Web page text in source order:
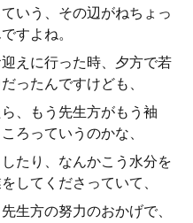
いう、その辺がねちょっ
すよね。
えに行った時、夕方で若
ったんですけども、
、もう先生方がもう袖
ろっていうのかな、
たり、なんかこう水分を
してくださっていて、
生方の努力のおかげで、